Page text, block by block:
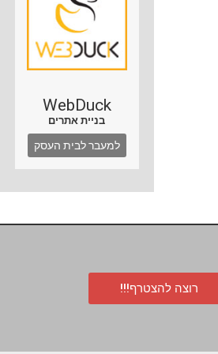
WebDuck
בניית אתרים
למעבר לבית העסק
רוצה להצטרף!!!